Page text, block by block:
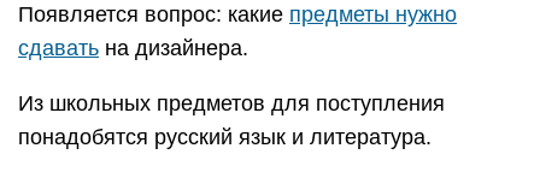
Появляется вопрос: какие предметы нужно
сдавать на дизайнера.
Из школьных предметов для поступления
понадобятся русский язык и литература.